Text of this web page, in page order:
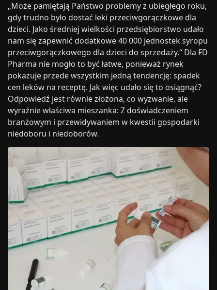
„Może pamiętają Państwo problemy z ubiegłego roku,
gdy trudno było dostać leki przeciwgorączkowe dla
dzieci. Jako średniej wielkości przedsiębiorstwo udało
nam się zapewnić dodatkowe 40 000 jednostek syropu
przeciwgorączkowego dla dzieci do sprzedaży.“ Dla FD
Pharma nie mogło to być łatwe, ponieważ rynek
pokazuje przede wszystkim jedną tendencję: spadek
cen leków na receptę. Jak więc udało się to osiągnąć?
Odpowiedź jest równie złożona, co wyzwanie, ale
wyraźnie właściwa mieszanka: Z doświadczeniem
branżowym i przewidywaniem w kwestii gospodarki
niedoboru i niedoborów.